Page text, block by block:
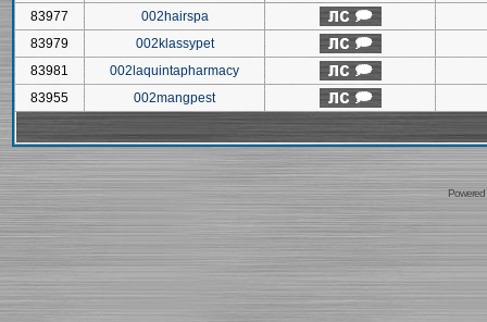
83977
002hairspa
83979
002klassypet
83981
002laquintapharmacy
83955
002mangpest